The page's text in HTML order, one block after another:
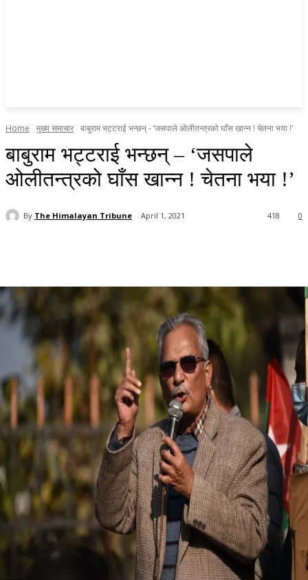
Home मुख्य समाचार बाबुराम भट्टराई भन्छन् - ‘जसपाले ओलीतन्त्रको घाँस खान्‍न ! चेतना भया !’
बाबुराम भट्टराई भन्छन् – ‘जसपाले
ओलीतन्त्रको घाँस खान्‍न ! चेतना भया !’
By The Himalayan Tribune April 1, 2021 0
418